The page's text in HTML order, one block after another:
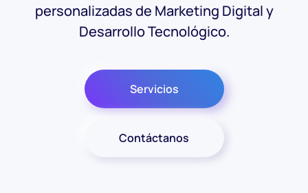
personalizadas de Marketing Digital y
Desarrollo Tecnológico.
Servicios
Contáctanos